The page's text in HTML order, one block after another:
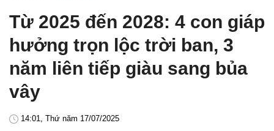
Từ 2025 đến 2028: 4 con giáp
hưởng trọn lộc trời ban, 3
năm liên tiếp giàu sang bủa
vây
14:01, Thứ năm 17/07/2025